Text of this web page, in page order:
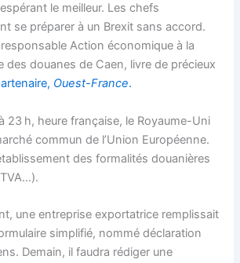
le meilleur. Les chefs
se préparer à un Brexit sans accord.
Action économique à la
des douanes de Caen, livre de précieux
Ouest-France.
23 h, heure française, le Royaume-Uni
commun de l’Union Européenne.
des formalités douanières
une entreprise exportatrice remplissait
simplifié, nommé déclaration
Demain, il faudra rédiger une